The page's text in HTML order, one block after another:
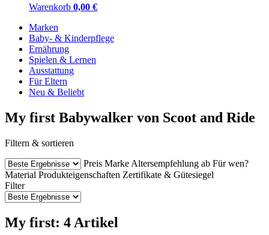
Warenkorb 0,00 €
Marken
Baby- & Kinderpflege
Ernährung
Spielen & Lernen
Ausstattung
Für Eltern
Neu & Beliebt
My first Babywalker von Scoot and Ride
Filtern & sortieren
Preis Marke Altersempfehlung ab Für wen?
Material Produkteigenschaften Zertifikate & Gütesiegel
Filter
My first: 4 Artikel